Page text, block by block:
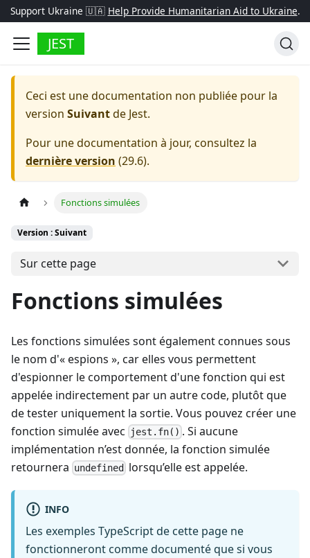
Support Ukraine 🇺🇦 Help Provide Humanitarian Aid to Ukraine.
JEST
Ceci est une documentation non publiée pour la
version Suivantde Jest.
Pour une documentation à jour, consultez la
dernière version (29.6).
Fonctions simulées
Version : Suivant
Sur cette page
Fonctions simulées
Les fonctions simulées sont également connues sous
le nom d'« espions », car elles vous permettent
d'espionner le comportement d'une fonction qui est
appelée indirectement par un autre code, plutôt que
de tester uniquement la sortie. Vous pouvez créer une
fonction simulée avec
jest.fn() . Si aucune
implémentation n’est donnée, la fonction simulée
retournera undefined lorsqu’elle est appelée.
INFO
Les exemples TypeScript de cette page ne
fonctionneront comme documenté que si vous